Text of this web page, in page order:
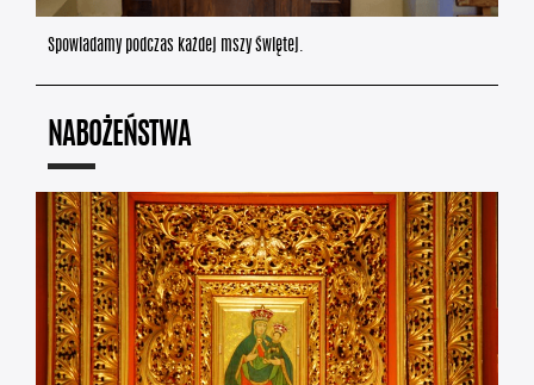
Spowiadamy podczas każdej mszy świętej.
NABOŻEŃSTWA